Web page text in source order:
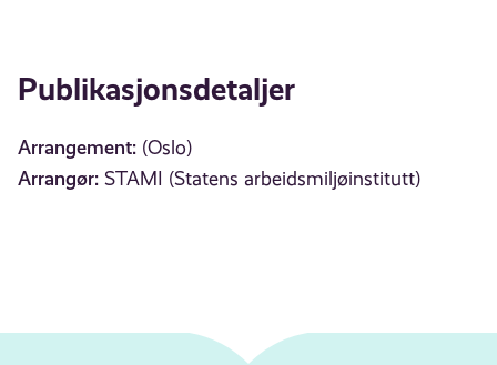
Publikasjonsdetaljer
Arrangement: (Oslo)
Arrangør: STAMI (Statens arbeidsmiljøinstitutt)